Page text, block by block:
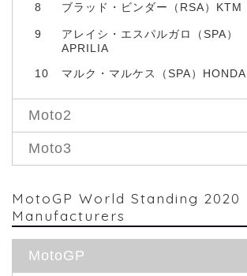
8 ブラッド・ビンダー（RSA）KTM
9
アレイシ・エスパルガロ（SPA）
APRILIA
10 マルク・マルケス（SPA）HONDA
Moto2
Moto3
MotoGP World Standing 2020
Manufacturers
MotoGP